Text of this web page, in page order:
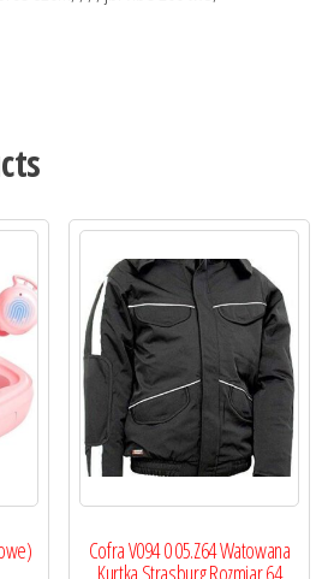
Cofra V094 0 05.Z64 Watowana
Kurtka Strasburg Rozmiar 64